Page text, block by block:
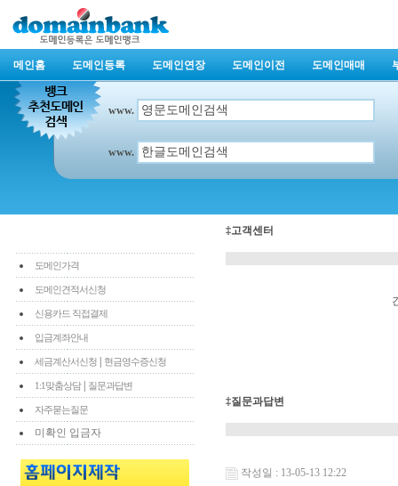
메인홈 도메인등록 도메인연장 도메인이전 도메인매매
www.
www.
도메인가격
도메인견적서신청
신용카드 직접결제
입금계좌안내
세금계산서신청 현금영수증신청
1:1맞춤상담| 질문과답변
자주묻는질문
미확인 입금자
‡고객센터
‡질문과답변
작성일 : 13-05-13 12:22